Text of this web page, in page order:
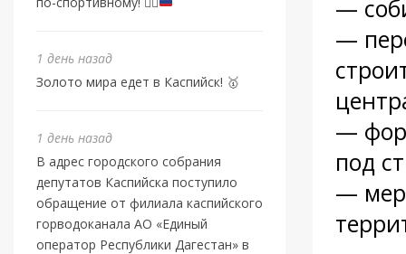
1 день назад
Золото мира едет в Каспийск! 🥇
1 день назад
В адрес городского собрания
депутатов Каспийска поступило
обращение от филиала каспийского
горводоканала АО «Единый
оператор Республики Дагестан» в
—
—
—
под
—